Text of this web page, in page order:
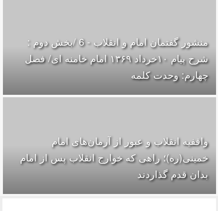
منشور گفتمان امام و انقلاب - 6 /بخش دوم :
شرح پیام ۱۰خرداد ۱۳۶۹ امام خامنه ای/ فصل
چهارم: وحدت کلمه
واقفیه‌ انقلاب و عبور از آرمان‌های امام
خمینی(ره)؛ راهی که خوارج انقلاب پس از امام
بدان قدم گذاردند